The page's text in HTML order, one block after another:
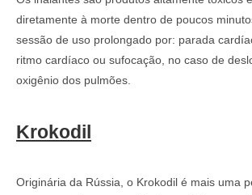
diretamente à morte dentro de poucos
sessão de uso prolongado por: parada
ritmo cardíaco ou sufocação, no caso de
oxigênio dos pulmões.
Krokodil
Originária da Rússia, o Krokodil é mais uma